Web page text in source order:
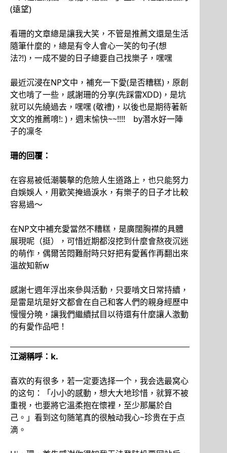
(遠望)
看珊的文章總是讓我大笑，不管是推薦文還是生活
隨筆什麼的，總是有令人會心一笑的句子(想
法?!)，一成不變的日子總要自己找樂子，嘿嘿
最近沉浸在NP文中，補充一下愛(是否糟糕)，原創
文也啃了一些，感謝珊的分享(先踩雷XDD)，是坑
就可以先繞過去，嘿嘿 (敬禮)，以後也是期待著新
文文的推薦唷!: )，週末愉快~~!!!! by潛水好一陣
子的凜冬
珊的回覆：
在容易被低潮襲擊的危險人生道路上，也只能努力
自娛娛人，用歡笑掩過淚水，有樂子的日子才比較
容易過～
在NP文中補充愛當然不糟糕，是廣闊胸襟的具體
展現呢（挺），可惜近期都沒挖到什麼會熬夜沉迷
的萌作，偶爾苦悶難耐時只好把有愛舊作再翻出來
溫故知新w
感謝七週年浮出來參與活動，只要啃文日常持續，
是雷是坑是好文都會在自己和客人們的親身經歷中
慢慢分曉，讓我們繼續拭目以待還有什麼讓人激動
的有愛作品吧！
江湖稱呼：k.
喜欢的有很多，若一定要选择一个，我会选最窝心
的这句：「小小的感動，想大大地珍惜，就算不被
重視，也要將它溫柔抱在懷裡，至少那屬於自
己。」看到这句随笔真的很触动我心~珍贵在于点
滴。